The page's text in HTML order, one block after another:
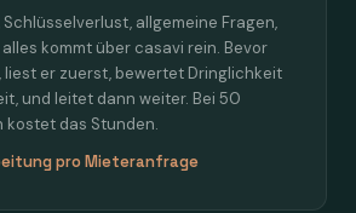
allgemeine Fragen,
kommt über casavi rein. Bevor
liest er zuerst, bewertet Dringlichkeit
und leitet dann weiter. Bei 50
kostet das Stunden.
pro Mieteranfrage